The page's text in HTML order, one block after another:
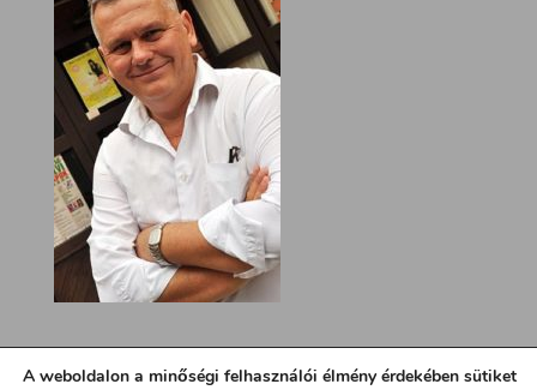
A weboldalon a minőségi felhasználói élmény érdekében sütiket